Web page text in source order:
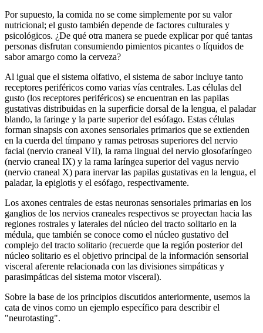
Por supuesto, la comida no se come simplemente por su valor
nutricional; el gusto también depende de factores culturales y
psicológicos. ¿De qué otra manera se puede explicar por qué tantas
personas disfrutan consumiendo pimientos picantes o líquidos de
sabor amargo como la cerveza?
Al igual que el sistema olfativo, el sistema de sabor incluye tanto
receptores periféricos como varias vías centrales. Las células del
gusto (los receptores periféricos) se encuentran en las papilas
gustativas distribuidas en la superficie dorsal de la lengua, el paladar
blando, la faringe y la parte superior del esófago. Estas células
forman sinapsis con axones sensoriales primarios que se extienden
en la cuerda del tímpano y ramas petrosas superiores del nervio
facial (nervio craneal VII), la rama lingual del nervio glosofaríngeo
(nervio craneal IX) y la rama laríngea superior del vagus nervio
(nervio craneal X) para inervar las papilas gustativas en la lengua, el
paladar, la epiglotis y el esófago, respectivamente.
Los axones centrales de estas neuronas sensoriales primarias en los
ganglios de los nervios craneales respectivos se proyectan hacia las
regiones rostrales y laterales del núcleo del tracto solitario en la
médula, que también se conoce como el núcleo gustativo del
complejo del tracto solitario (recuerde que la región posterior del
núcleo solitario es el objetivo principal de la información sensorial
visceral aferente relacionada con las divisiones simpáticas y
parasimpáticas del sistema motor visceral).
Sobre la base de los principios discutidos anteriormente, usemos la
cata de vinos como un ejemplo específico para describir el
"neurotasting".